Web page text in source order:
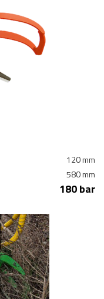
120 mm
580 mm
180 bar